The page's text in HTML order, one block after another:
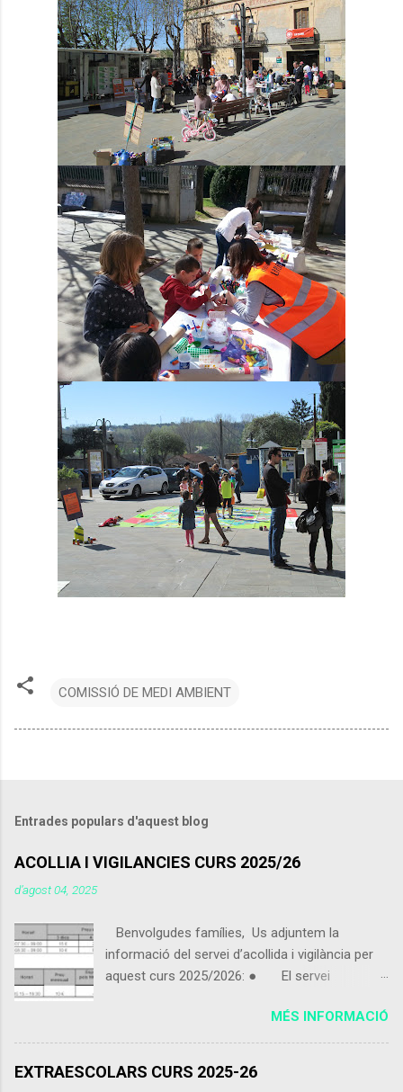
COMISSIÓ DE MEDI AMBIENT
Entrades populars d'aquest blog
ACOLLIA I VIGILANCIES CURS 2025/26
d’agost 04, 2025
Benvolgudes famílies, Us adjuntem la
informació del servei d’acollida i vigilància per
aquest curs 2025/2026: ● El servei
setembre 2025. ● Els alumnes que vinguin
de 07:30 a 09:00 podran portar alguna cosa per
MÉS INFORMACIÓ
EXTRAESCOLARS CURS 2025-26